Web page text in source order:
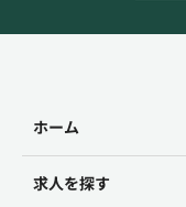
ホーム
求人を探す